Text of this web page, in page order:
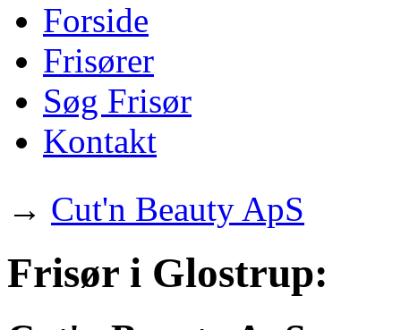
Forside
Frisører
Søg Frisør
Kontakt
→ Cut'n Beauty ApS
Frisør i Glostrup: